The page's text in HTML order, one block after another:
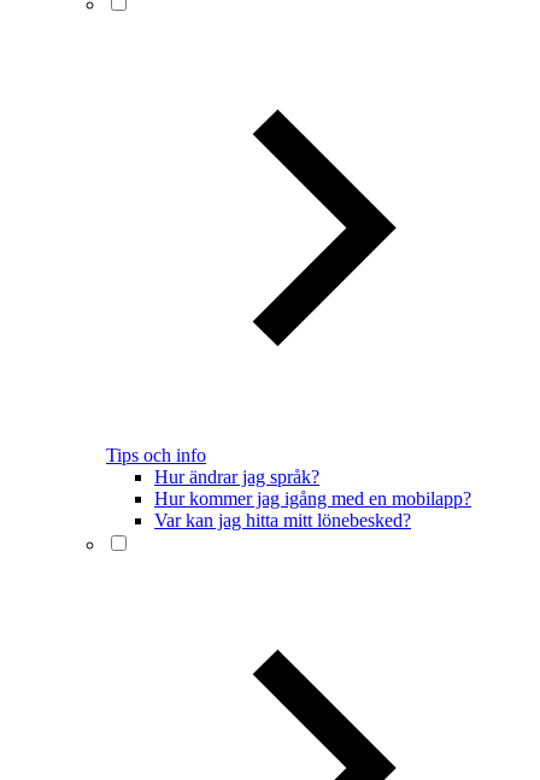
Tips och info
Hur ändrar jag språk?
Hur kommer jag igång med en mobilapp?
Var kan jag hitta mitt lönebesked?